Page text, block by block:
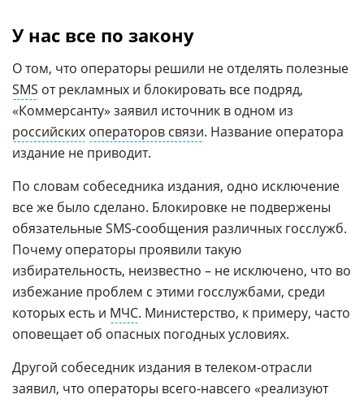
У нас все по закону
О том, что операторы решили не отделять полезные
SMS от рекламных и блокировать все подряд,
«Коммерсанту» заявил источник в одном из
российских операторов связи. Название оператора
издание не приводит.
По словам собеседника издания, одно исключение
все же было сделано. Блокировке не подвержены
обязательные SMS-сообщения различных госслужб.
Почему операторы проявили такую
избирательность, неизвестно – не исключено, что во
избежание проблем с этими госслужбами, среди
которых есть и МЧС. Министерство, к примеру, часто
оповещает об опасных погодных условиях.
Другой собеседник издания в телеком-отрасли
заявил, что операторы всего-навсего «реализуют